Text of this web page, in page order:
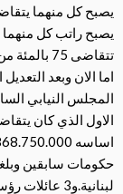
اما الان وبعد
الاول الذي كان
لبنانية.و3